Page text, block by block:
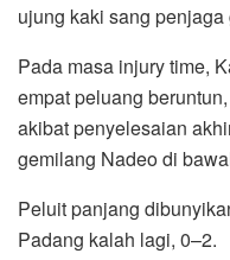
ujung kaki sang
Pada masa injury time,
empat peluang
akibat penyelesaian
gemilang Nadeo di
Peluit panjang
Padang kalah lagi, 0–2.